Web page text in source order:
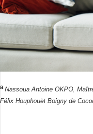
a Nassoua Antoine OKPO,
Félix Houphouët Boigny de